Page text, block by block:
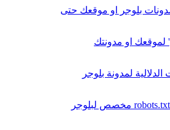
بلوجر او موقعك حتى
لموقعك او مدونتك
لمدونة بلوجر